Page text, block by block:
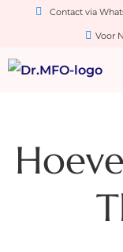
Contact via
Voor